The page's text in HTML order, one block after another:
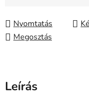
Nyomtatás
Megosztás
Leírás